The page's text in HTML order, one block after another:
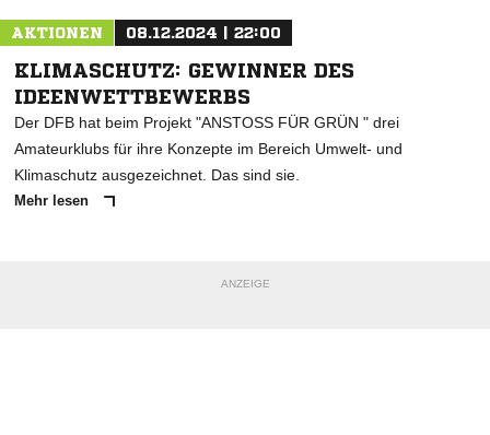
AKTIONEN 08.12.2024 | 22:00
KLIMASCHUTZ: GEWINNER DES
IDEENWETTBEWERBS
Der DFB hat beim Projekt "ANSTOSS FÜR GRÜN " drei
Amateurklubs für ihre Konzepte im Bereich Umwelt- und
Klimaschutz ausgezeichnet. Das sind sie.
Mehr lesen
ANZEIGE